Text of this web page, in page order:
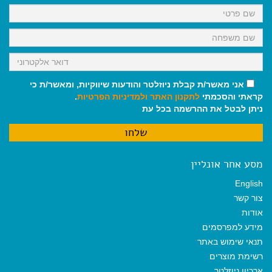
k
p
m
אני מאשר/ת קבלת ניוזלטר והודעות שיווקיות, ומאשר/ת כי
קראתי והסכמתי לתקנון האתר ולמדיניות הפרטיות.
ניתן לבטל את ההרשמה בכל עת
מסע אחר אונליין
English
צור קשר
אודות
מידע למפרסמים
תנאי שימוש באתר
רשימת מוצרים